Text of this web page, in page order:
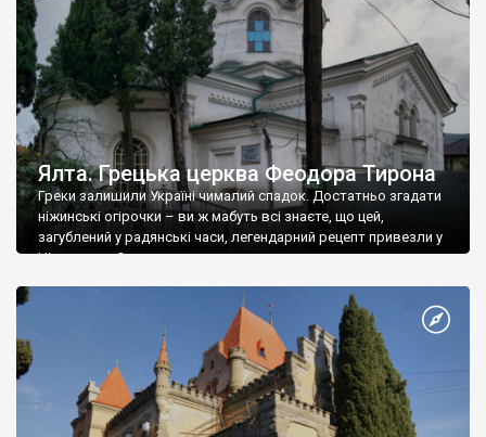
Ялта. Грецька церква Феодора Тирона
Греки залишили Україні чималий спадок. Достатньо згадати
ніжинські огірочки – ви ж мабуть всі знаєте, що цей,
загублений у радянські часи, легендарний рецепт привезли у
Ніжин греки?